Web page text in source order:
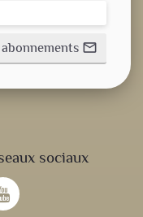
sociaux
abonnements mail_outline